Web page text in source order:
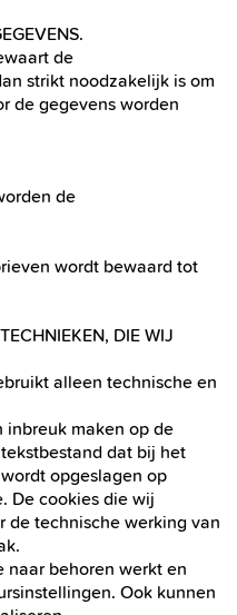
de
strikt noodzakelijk is om
de gegevens worden
de
wordt bewaard tot
DIE WIJ
alleen technische en
inbreuk maken op de
dat bij het
opgeslagen op
De cookies die wij
de technische werking van
naar behoren werkt en
Ook kunnen